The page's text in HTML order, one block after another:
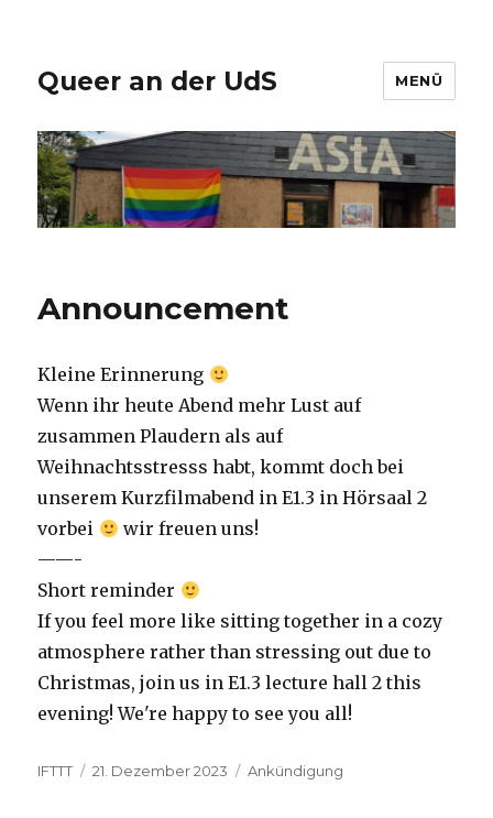
Queer an der UdS MENÜ
Announcement
Kleine Erinnerung
Wenn ihr heute Abend mehr Lust auf
zusammen Plaudern als auf
Weihnachtsstresss habt, kommt doch bei
unserem Kurzfilmabend in E1.3 in Hörsaal 2
vorbei
wir freuen uns!
——-
Short reminder
If you feel more like sitting together in a cozy
atmosphere rather than stressing out due to
Christmas, join us in E1.3 lecture hall 2 this
evening! We're happy to see you all!
Autor
IFTTT
Veröffentlicht
21. Dezember 2023 Kategorien
Ankündigung